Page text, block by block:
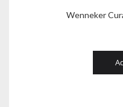
Wenneker